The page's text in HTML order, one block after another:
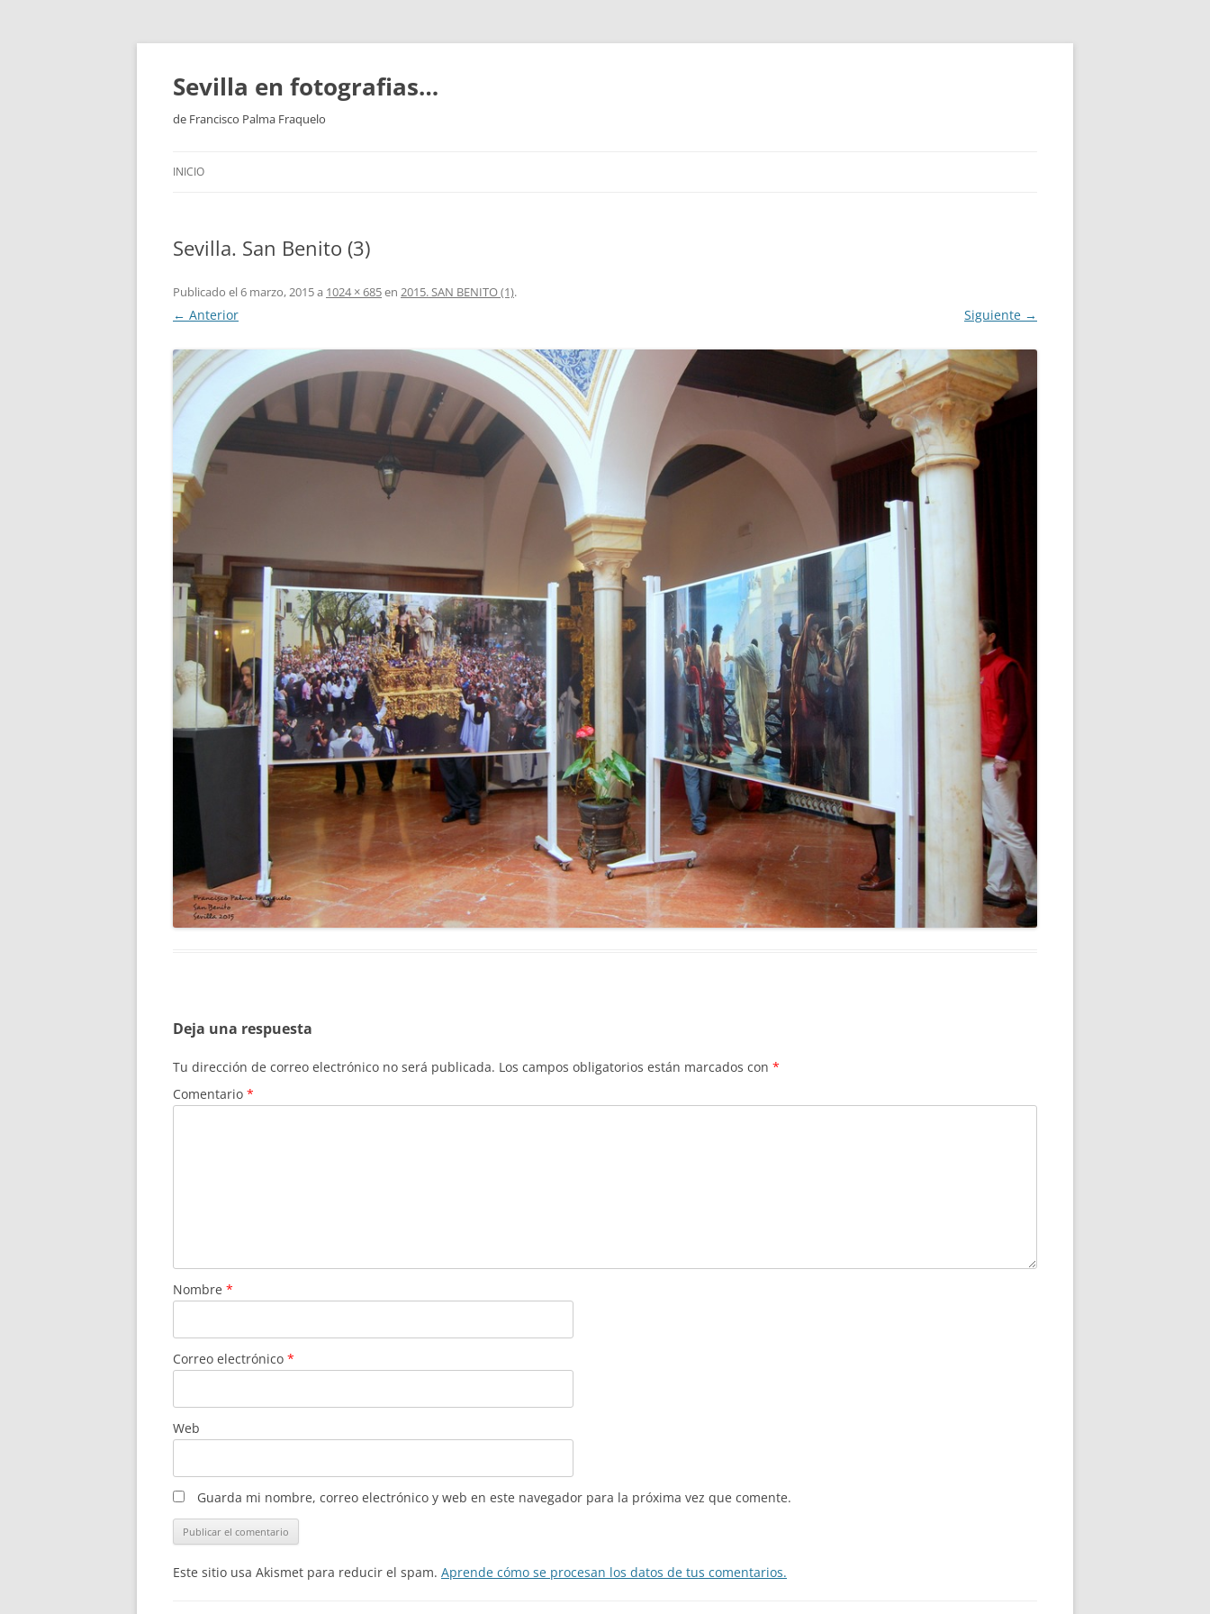
Saltar
contenido
Sevilla en fotografias…
de Francisco Palma Fraquelo
INICIO
Sevilla. San Benito (3)
Publicado el6 marzo, 2015a 1024 × 685en 2015. SAN BENITO (1).
← Anterior Siguiente →
Deja una respuesta
Tu dirección de correo electrónico no será publicada. Los campos obligatorios están marcados con *
Comentario *
Nombre *
Correo electrónico *
Web
Guarda mi nombre, correo electrónico y web en este navegador para la próxima vez que comente.
Este sitio usa Akismet para reducir el spam. Aprende cómo se procesan los datos de tus comentarios.